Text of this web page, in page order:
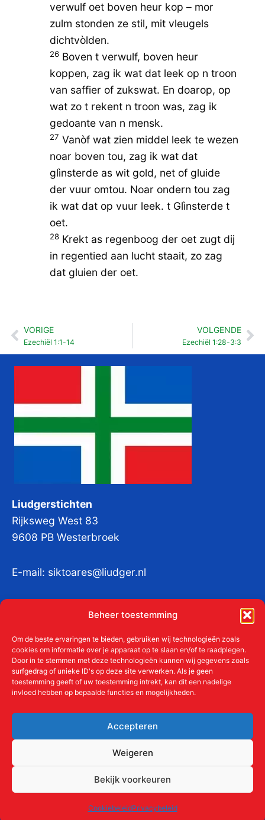
Beheer toestemming
Om de beste ervaringen te bieden, gebruiken wij technologieën zoals
cookies om informatie over je apparaat op te slaan en/of te raadplegen.
Door in te stemmen met deze technologieën kunnen wij gegevens zoals
surfgedrag of unieke ID's op deze site verwerken. Als je geen
toestemming geeft of uw toestemming intrekt, kan dit een nadelige
invloed hebben op bepaalde functies en mogelijkheden.
Accepteren
Weigeren
Bekijk voorkeuren
CookiebeleidPrivacybeleid
verwulf oet boven heur kop – mor
zulm stonden ze stil, mit vleugels
dichtvòlden.
26Boven t verwulf, boven heur
koppen, zag ik wat dat leek op n troon
van saffier of zukswat. En doarop, op
wat zo t rekent n troon was, zag ik
gedoante van n mensk.
27 Vanòf wat zien middel leek te wezen
noar boven tou, zag ik wat dat
glìnsterde as wit gold, net of gluide
der vuur omtou. Noar ondern tou zag
ik wat dat op vuur leek. t Glìnsterde t
oet.
28Krekt as regenboog der oet zugt dij
in regentied aan lucht staait, zo zag
dat gluien der oet.
Vorige
VORIGE
Ezechiël 1:1-14
VOLGENDE
Ezechiël 1:28-3:3
Liudgerstichten
Rijksweg West 83
9608 PB Westerbroek
E-mail: siktoares@liudger.nl
KvKnr:41011712
Meer over de Liudgerstichten
Aanmelden als donateur
ANBI
Contact